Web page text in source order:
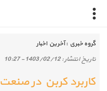
گروه خبري :آخرین اخبار
تاريخ انتشار :1403/02/12 - 10:27
کاربرد کربن در صنعت